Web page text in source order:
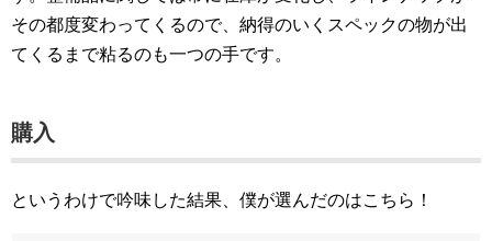
その都度変わってくるので、納得のいくスペックの物が出
てくるまで粘るのも一つの手です。
購入
というわけで吟味した結果、僕が選んだのはこちら！